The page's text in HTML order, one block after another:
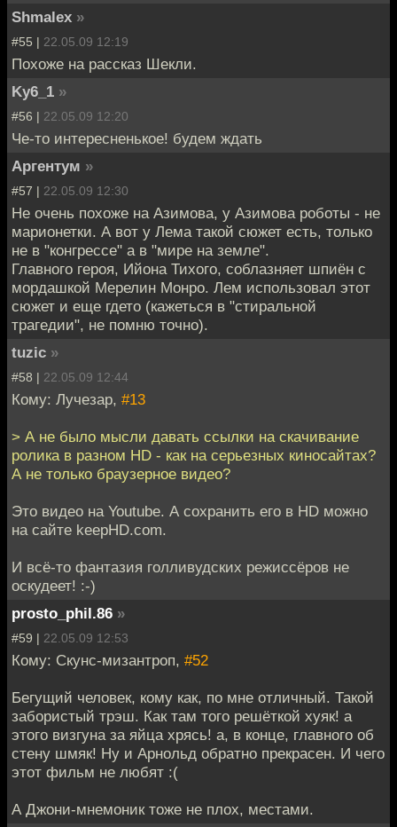
Shmalex »
#55 | 22.05.09 12:19
Похоже на рассказ Шекли.
Ky6_1 »
#56 | 22.05.09 12:20
Че-то интересненькое! будем ждать
Аргентум »
#57 | 22.05.09 12:30
Не очень похоже на Азимова, у Азимова роботы - не
марионетки. А вот у Лема такой сюжет есть, только
не в "конгрессе" а в "мире на земле".
Главного героя, Ийона Тихого, соблазняет шпиён с
мордашкой Мерелин Монро. Лем использовал этот
сюжет и еще гдето (кажеться в "стиральной
трагедии", не помню точно).
tuzic »
#58 | 22.05.09 12:44
Кому: Лучезар, #13
> А не было мысли давать ссылки на скачивание
ролика в разном HD - как на серьезных киносайтах?
А не только браузерное видео?
Это видео на Youtube. А сохранить его в HD можно
на сайте keepHD.com.
И всё-то фантазия голливудских режиссёров не
оскудеет! :-)
prosto_phil.86 »
#59 | 22.05.09 12:53
Кому: Скунс-мизантроп, #52
Бегущий человек, кому как, по мне отличный. Такой
забористый трэш. Как там того решёткой хуяк! а
этого визгуна за яйца хрясь! а, в конце, главного об
стену шмяк! Ну и Арнольд обратно прекрасен. И чего
этот фильм не любят :(
А Джони-мнемоник тоже не плох, местами.